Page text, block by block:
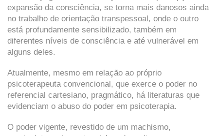
expansão da consciência, se torna mais danosos ainda
no trabalho de orientação transpessoal, onde o outro
está profundamente sensibilizado, também em
diferentes níveis de consciência e até vulnerável em
alguns deles.
Atualmente, mesmo em relação ao próprio
psicoterapeuta convencional, que exerce o poder no
referencial cartesiano, pragmático, há literaturas que
evidenciam o abuso do poder em psicoterapia.
O poder vigente, revestido de um machismo,